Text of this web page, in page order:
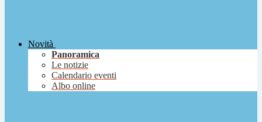
Novità
Panoramica
Le notizie
Calendario eventi
Albo online